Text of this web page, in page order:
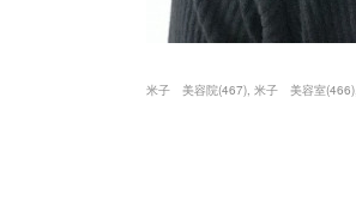
米子 美容院(467) 米子 美容室(466)